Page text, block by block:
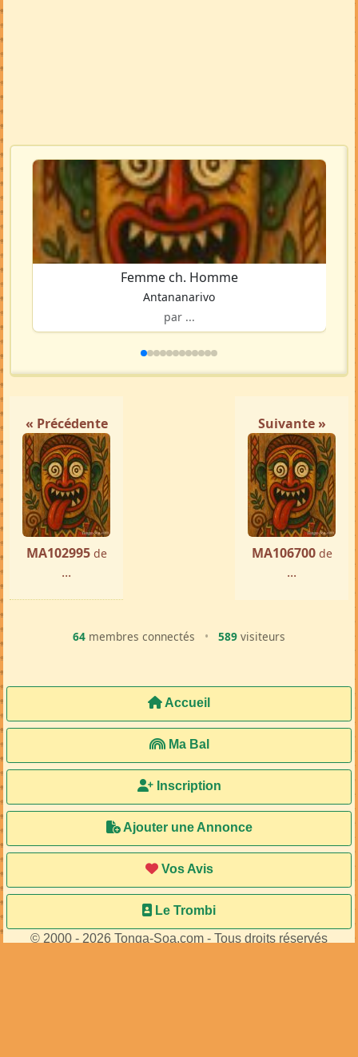
Femme ch. Homme
Antananarivo
par ...
« Précédente
MA102995 de
...
Suivante »
MA106700 de
...
64 membres connectés • 589 visiteurs
Accueil
Ma Bal
Inscription
Ajouter une Annonce
Vos Avis
Le Trombi
© 2000 - 2026 Tonga-Soa.com - Tous droits réservés